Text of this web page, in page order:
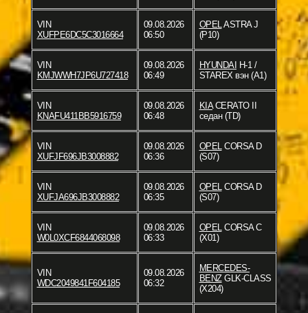
VIN
XUFPE6DC5C3016664
09.08.2026
06:50
OPELASTRA J
(P10)
VIN
KMJWWH7JP6U727418
09.08.2026
06:49
HYUNDAI H-1 /
STAREX вэн (A1)
VIN
KNAFU411BB5916759
09.08.2026
06:48
KIACERATO II
седан (TD)
VIN
XUFJF696JB3008882
09.08.2026
06:36
OPELCORSA D
(S07)
VIN
XUFJA696JB3008882
09.08.2026
06:35
OPELCORSA D
(S07)
VIN
W0L0XCF6844068098
09.08.2026
06:33
OPELCORSA C
(X01)
VIN
WDC2049841F604185
09.08.2026
06:32
MERCEDES-
BENZGLK-CLASS
(X204)